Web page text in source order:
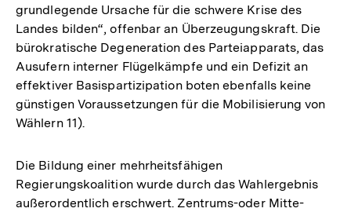
grundlegende Ursache für die schwere Krise des
Landes bilden“, offenbar an Überzeugungskraft. Die
bürokratische Degeneration des Parteiapparats, das
Ausufern interner Flügelkämpfe und ein Defizit an
effektiver Basispartizipation boten ebenfalls keine
günstigen Voraussetzungen für die Mobilisierung von
Wählern 11).
Die Bildung einer mehrheitsfähigen
Regierungskoalition wurde durch das Wahlergebnis
außerordentlich erschwert. Zentrums-oder Mitte-